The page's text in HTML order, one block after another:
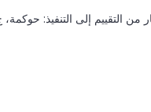
التقييم إلى التنفيذ: حوكمة،